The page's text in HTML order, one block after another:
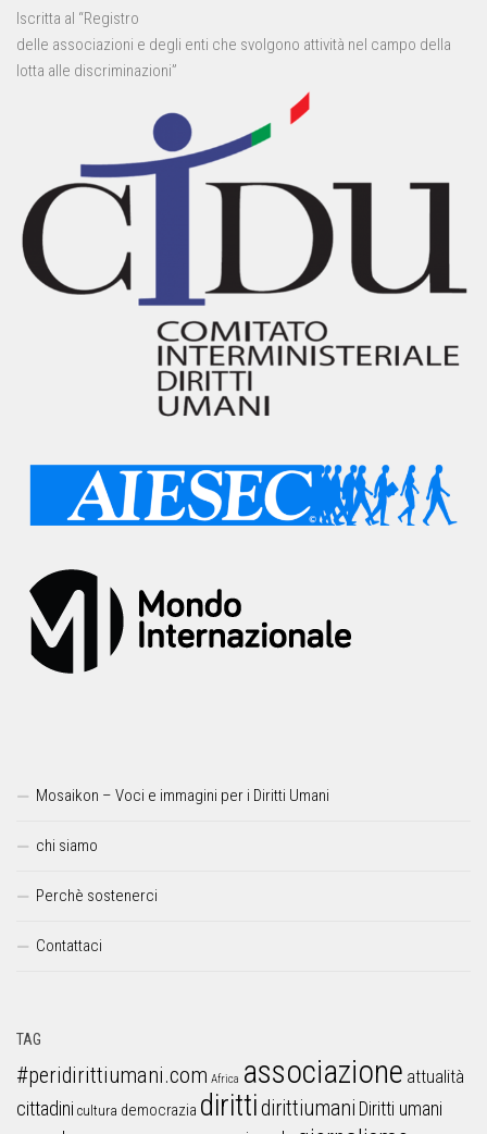
Iscritta al “Registro
delle associazioni e degli enti che svolgono attività nel campo della
lotta alle discriminazioni”
Mosaikon – Voci e immagini per i Diritti Umani
chi siamo
Perchè sostenerci
Contattaci
TAG
#peridirittiumani.com Africa associazione attualità
cittadini cultura democrazia dirittidirittiumani Diritti umani